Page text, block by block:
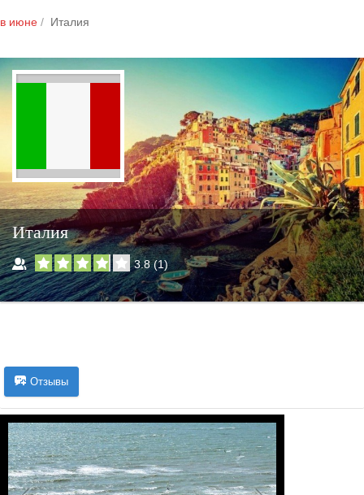
в июне Италия
Италия
3.8(1)
Отзывы